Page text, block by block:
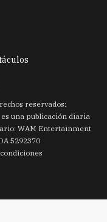
reservados:
una publicación diaria
WAM Entertainment
5292370